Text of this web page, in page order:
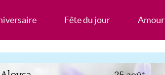
Fête du jour Amour